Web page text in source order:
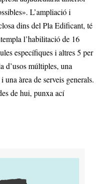
L’ampliació i
dins del Pla Edificant, té
l’habilitació de 16
específiques i altres 5 per
d’usos múltiples, una
àrea de serveis generals.
de hui, punxa ací